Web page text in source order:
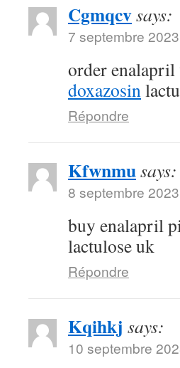
Cgmqcvsays:
7 septembre
order
doxazosin
Répondre
Kfwnmusays:
8 septembre
buy enalapril
lactulose uk
Répondre
Kqihkj says:
10 septembre